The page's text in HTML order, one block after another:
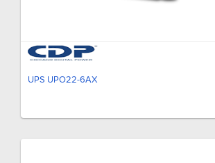
UPS UPO22-6AX